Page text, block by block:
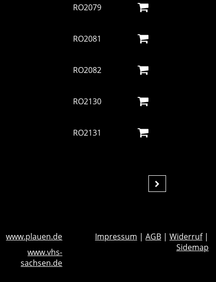
RO2079
RO2081
RO2082
RO2130
RO2131
www.plauen.de
www.vhs-
sachsen.de
Impressum | AGB| Widerruf|
Sidemap